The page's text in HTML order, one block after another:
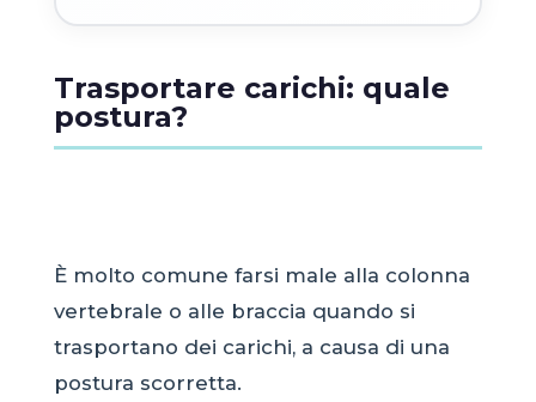
Trasportare carichi: quale
postura?
È molto comune farsi male alla colonna
vertebrale o alle braccia quando si
trasportano dei carichi, a causa di una
postura scorretta.